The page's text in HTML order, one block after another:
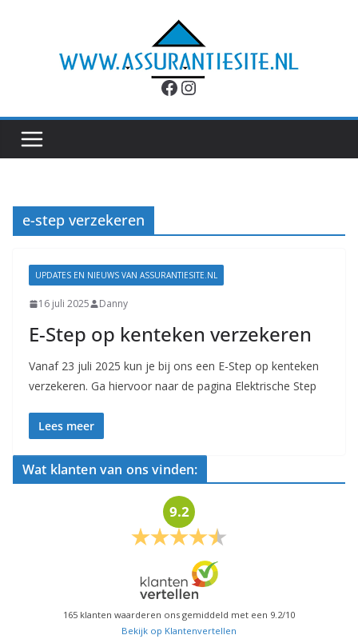
Facebook
Instagram
e-step verzekeren
UPDATES EN NIEUWS VAN ASSURANTIESITE.NL
16 juli 2025 Danny
E-Step op kenteken verzekeren
Vanaf 23 juli 2025 kun je bij ons een E-Step op kenteken
verzekeren. Ga hiervoor naar de pagina Elektrische Step
Lees meer
Wat klanten van ons vinden:
9.2
165 klanten waarderen ons gemiddeld met een 9.2/10
Bekijk op Klantenvertellen